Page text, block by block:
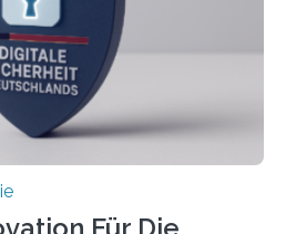
und häufig auch mit…